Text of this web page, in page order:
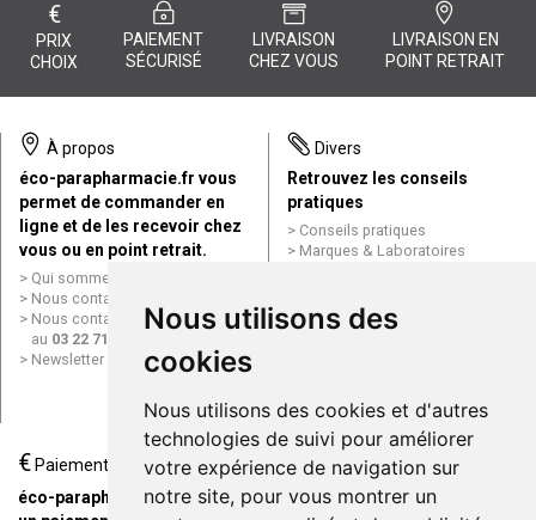
Nous utilisons des
cookies
Nous utilisons des cookies et d'autres
technologies de suivi pour améliorer
votre expérience de navigation sur
notre site, pour vous montrer un
€
PRIX
CHOIX
PAIEMENT
SÉCURISÉ
LIVRAISON
CHEZ VOUS
LIVRAISON EN
POINT RETRAIT
À propos
éco-parapharmacie.fr vous
permet de commander en
ligne et de les recevoir chez
vous ou en point retrait.
Qui sommes nous ?
Nous contacter par e-mail
Nous contacter par téléphone
au 03 22 71 64 10
Newsletter
Divers
Retrouvez les conseils
pratiques
Conseils pratiques
Marques & Laboratoires
Mentions légales
Données personnelles
ligne
€ Paiement
éco-parapharmacie.fr offre
Livraison / Point retrait
Commandez en ligne et